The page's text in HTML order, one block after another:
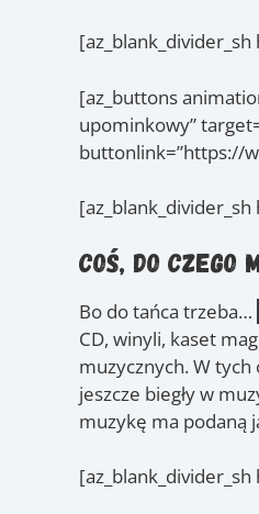
[az_blank_divider_sh
[az_buttons
upominkowy”
buttonlink=”https://
[az_blank_divider_sh
Coś, do czego
Bo do tańca trzeba…
CD, winyli, kaset
muzycznych. W
jeszcze biegły w
muzykę ma podaną
[az_blank_divider_sh